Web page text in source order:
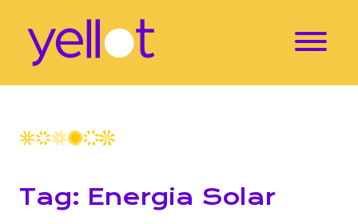
Tag: Energia Solar